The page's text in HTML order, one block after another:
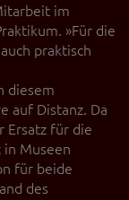
im
»Für die
praktisch
diesem
auf Distanz. Da
Ersatz für die
Museen
für beide
des